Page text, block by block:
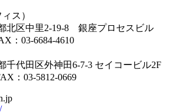
ス）
北区中里2-19-8 銀座プロセスビル
：03-6684-4610
千代田区外神田6-7-3 セイコービル2F
：03-5812-0669